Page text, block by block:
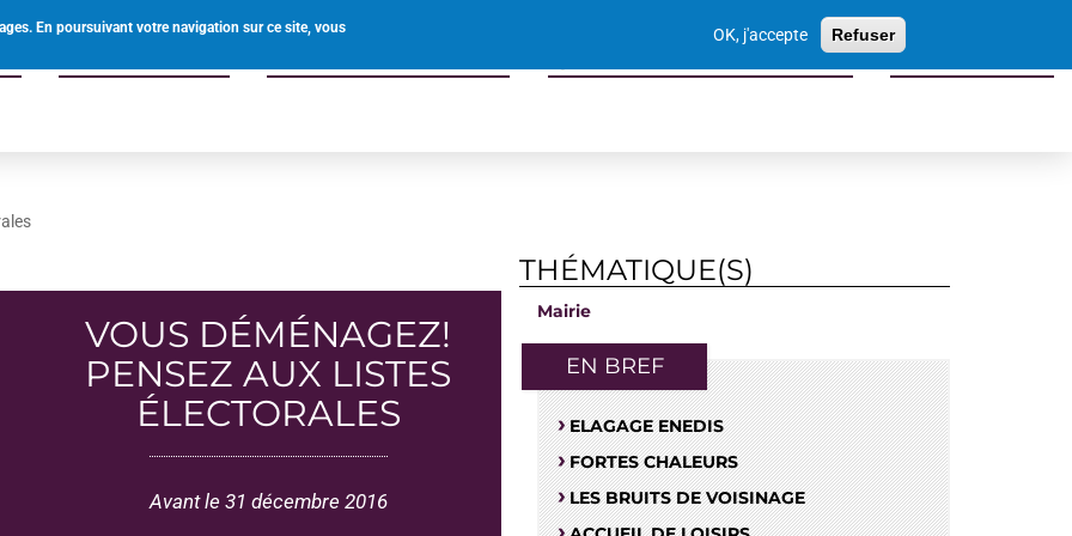
En poursuivant votre navigation sur ce site, vous
OK, j'accepte Refuser
Sports culture loisirs tourisme
0238597340 mairie@ouvrouer-les-champs.fr
VOUS DÉMÉNAGEZ!
PENSEZ AUX LISTES
ÉLECTORALES
Avant le 31 décembre 2016
THÉMATIQUE(S)
Mairie
EN BREF
ELAGAGE ENEDIS
FORTES CHALEURS
LES BRUITS DE VOISINAGE